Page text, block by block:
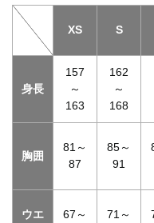
XS S
身長
157
～
163
162
～
168
胸囲
81～
87
85～
91
ウエ
67～
71～